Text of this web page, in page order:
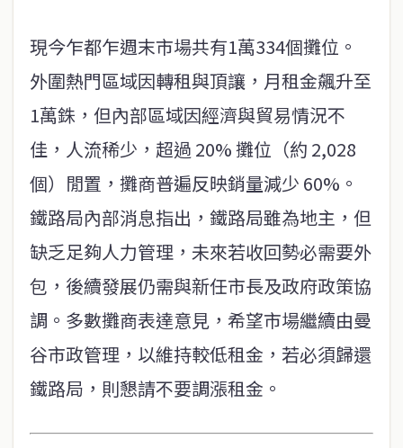
現今乍都乍週末市場共有1萬334個攤位。
外圍熱門區域因轉租與頂讓，月租金飆升至
1萬銖，但內部區域因經濟與貿易情況不
佳，人流稀少，超過 20% 攤位（約 2,028
個）閒置，攤商普遍反映銷量減少 60%。
鐵路局內部消息指出，鐵路局雖為地主，但
缺乏足夠人力管理，未來若收回勢必需要外
包，後續發展仍需與新任市長及政府政策協
調。多數攤商表達意見，希望市場繼續由曼
谷市政管理，以維持較低租金，若必須歸還
鐵路局，則懇請不要調漲租金。